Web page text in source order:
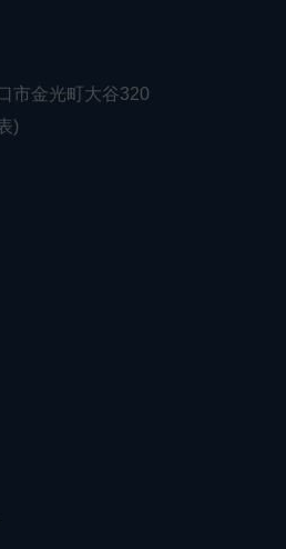
市金光町大谷320
)